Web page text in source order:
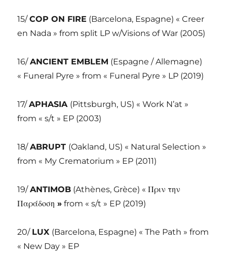
15/COP ON FIRE (Barcelona, Espagne) « Creer
en Nada » from split LP w/Visions of War (2005)
16/ANCIENT EMBLEM (Espagne / Allemagne)
« Funeral Pyre » from « Funeral Pyre » LP (2019)
17/APHASIA (Pittsburgh, US) « Work N’at »
from « s/t » EP (2003)
18/ABRUPT (Oakland, US) « Natural Selection »
from « My Crematorium » EP (2011)
19/ANTIMOB (Athènes, Grèce) « Πριν την
Παράδοση » from « s/t » EP (2019)
20/ LUX (Barcelona, Espagne) « The Path » from
« New Day » EP